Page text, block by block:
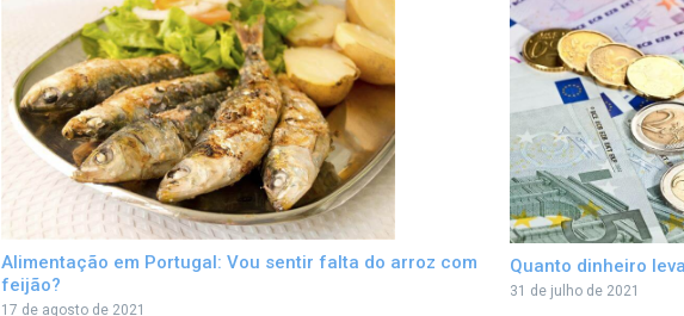
Alimentação em Portugal: Vou sentir falta do arroz com
feijão?
17 de agosto de 2021
Quanto dinheiro
31 de julho de 2021